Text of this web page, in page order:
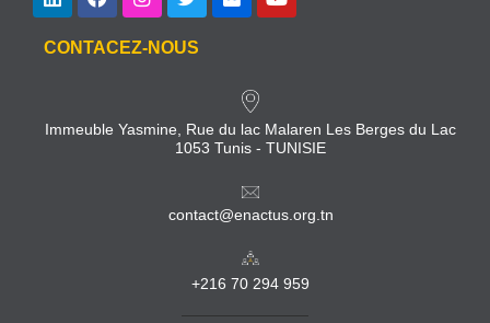
CONTACEZ-NOUS
Immeuble Yasmine, Rue du lac Malaren Les Berges du Lac
1053 Tunis - TUNISIE
contact@enactus.org.tn
+216 70 294 959